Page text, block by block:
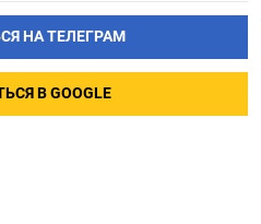
НА ТЕЛЕГРАМ
В GOOGLE